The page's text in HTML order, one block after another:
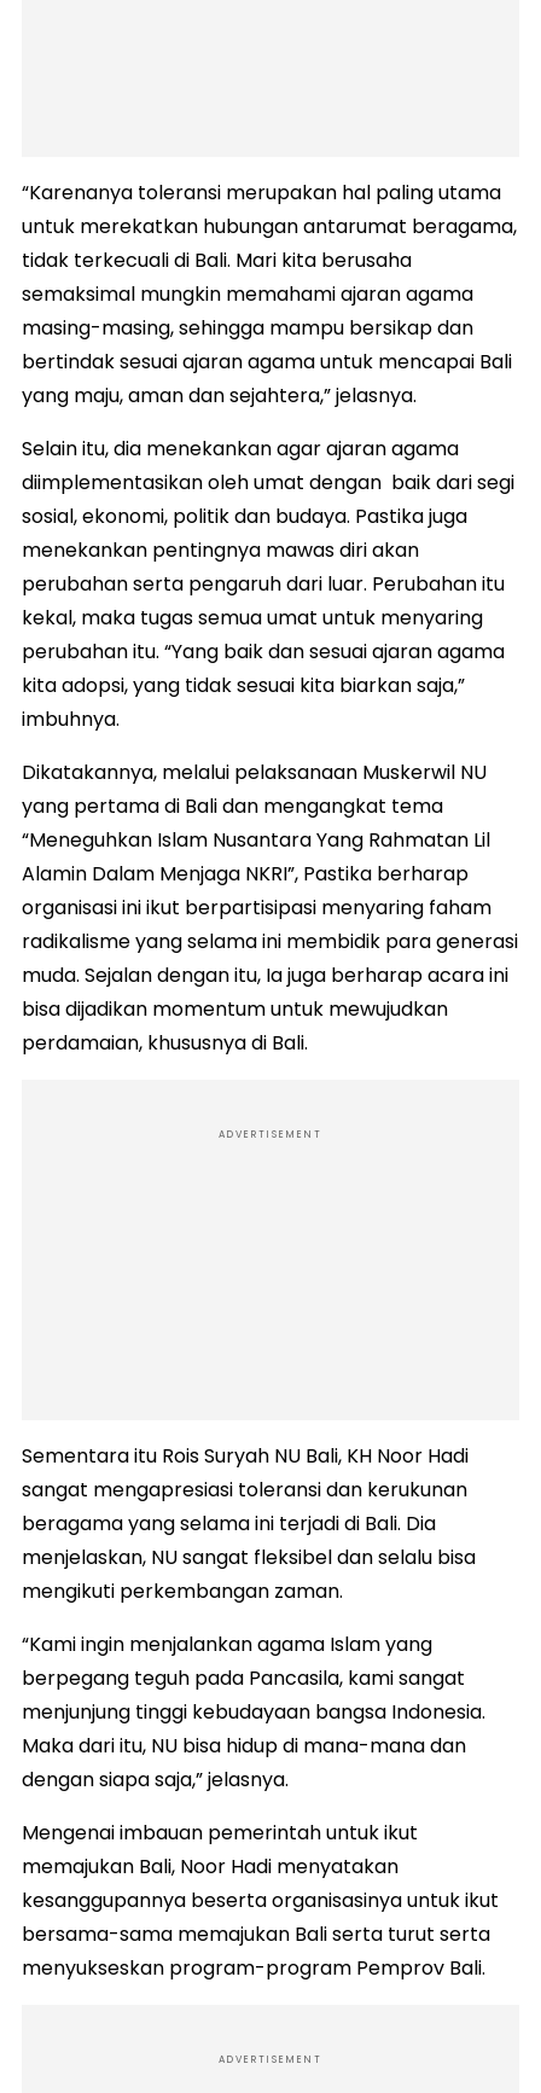
“Karenanya toleransi merupakan hal paling utama
untuk merekatkan hubungan antarumat beragama,
tidak terkecuali di Bali. Mari kita berusaha
semaksimal mungkin memahami ajaran agama
masing-masing, sehingga mampu bersikap dan
bertindak sesuai ajaran agama untuk mencapai Bali
yang maju, aman dan sejahtera,” jelasnya.
Selain itu, dia menekankan agar ajaran agama
diimplementasikan oleh umat dengan baik dari segi
sosial, ekonomi, politik dan budaya. Pastika juga
menekankan pentingnya mawas diri akan
perubahan serta pengaruh dari luar. Perubahan itu
kekal, maka tugas semua umat untuk menyaring
perubahan itu. “Yang baik dan sesuai ajaran agama
kita adopsi, yang tidak sesuai kita biarkan saja,”
imbuhnya.
Dikatakannya, melalui pelaksanaan Muskerwil NU
yang pertama di Bali dan mengangkat tema
“Meneguhkan Islam Nusantara Yang Rahmatan Lil
Alamin Dalam Menjaga NKRI”, Pastika berharap
organisasi ini ikut berpartisipasi menyaring faham
radikalisme yang selama ini membidik para generasi
muda. Sejalan dengan itu, Ia juga berharap acara ini
bisa dijadikan momentum untuk mewujudkan
perdamaian, khususnya di Bali.
ADVERTISEMENT
Sementara itu Rois Suryah NU Bali, KH Noor Hadi
sangat mengapresiasi toleransi dan kerukunan
beragama yang selama ini terjadi di Bali. Dia
menjelaskan, NU sangat fleksibel dan selalu bisa
mengikuti perkembangan zaman.
“Kami ingin menjalankan agama Islam yang
berpegang teguh pada Pancasila, kami sangat
menjunjung tinggi kebudayaan bangsa Indonesia.
Maka dari itu, NU bisa hidup di mana-mana dan
dengan siapa saja,” jelasnya.
Mengenai imbauan pemerintah untuk ikut
memajukan Bali, Noor Hadi menyatakan
kesanggupannya beserta organisasinya untuk ikut
bersama-sama memajukan Bali serta turut serta
menyukseskan program-program Pemprov Bali.
ADVERTISEMENT